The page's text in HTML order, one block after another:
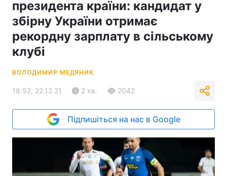
президента країни: кандидат у
збірну України отримає
рекордну зарплату в сільському
клубі
ВОЛОДИМИР МЕДЯНИК
18:52, 22.12.21 2 хв. 2042
Підпишіться на нас в Google